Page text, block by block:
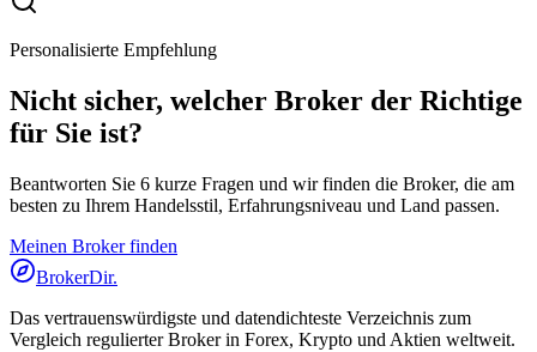
Personalisierte Empfehlung
Nicht sicher, welcher Broker der Richtige
für Sie ist?
Beantworten Sie 6 kurze Fragen und wir finden die Broker, die am
besten zu Ihrem Handelsstil, Erfahrungsniveau und Land passen.
Meinen Broker finden
BrokerDir.
Das vertrauenswürdigste und datendichteste Verzeichnis zum
Vergleich regulierter Broker in Forex, Krypto und Aktien weltweit.